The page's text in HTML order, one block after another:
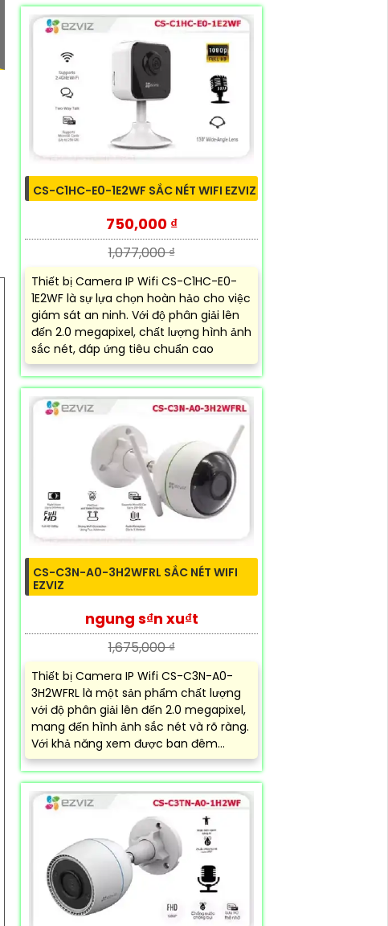
CS-C1HC-E0-1E2WF SẮC NÉT WIFI EZVIZ
750,000 ₫
1,077,000 ₫
Thiết bị Camera IP Wifi CS-C1HC-E0-
1E2WF là sự lựa chọn hoàn hảo cho việc
giám sát an ninh. Với độ phân giải lên
đến 2.0 megapixel, chất lượng hình ảnh
sắc nét, đáp ứng tiêu chuẩn cao
CS-C3N-A0-3H2WFRL SẮC NÉT WIFI
EZVIZ
ngung s₫n xu₫t
1,675,000 ₫
Thiết bị Camera IP Wifi CS-C3N-A0-
3H2WFRL là một sản phẩm chất lượng
với độ phân giải lên đến 2.0 megapixel,
mang đến hình ảnh sắc nét và rõ ràng.
Với khả năng xem được ban đêm...